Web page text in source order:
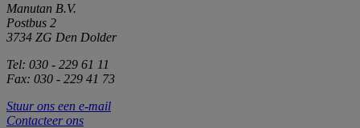
Manutan B.V.
Postbus 2
3734 ZG Den Dolder
Tel: 030 - 229 61 11
Fax: 030 - 229 41 73
Stuur ons een e-mail
Contacteer ons